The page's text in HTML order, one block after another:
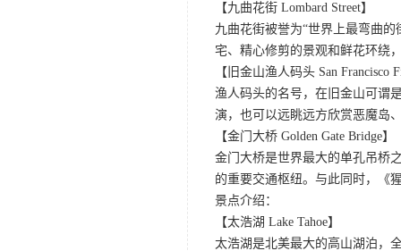
【九曲花街 Lombard Street】
九曲花街被誉为“世界上最弯曲
宅、精心修剪的景观和鲜花环绕
【旧金山渔人码头 San Francisco
渔人码头的名号，在旧金山可谓
演，也可以远眺远方欣赏恶魔岛
【金门大桥 Golden Gate Bridge】
金门大桥是世界最大的单孔吊桥
的重要交通枢纽。与此同时，《
景点介绍：
【太浩湖 Lake Tahoe】
太浩湖是北美最大的高山湖泊，